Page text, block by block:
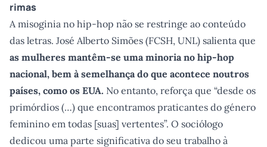
rimas
A misoginia no hip-hop não se restringe ao conteúdo
das letras. José Alberto Simões (FCSH, UNL) salienta que
as mulheres mantêm-se uma minoria no hip-hop
nacional, bem à semelhança do que acontece noutros
países, como os EUA. No entanto, reforça que “desde os
primórdios (…) que encontramos praticantes do género
feminino em todas [suas] vertentes”. O sociólogo
dedicou uma parte significativa do seu trabalho à